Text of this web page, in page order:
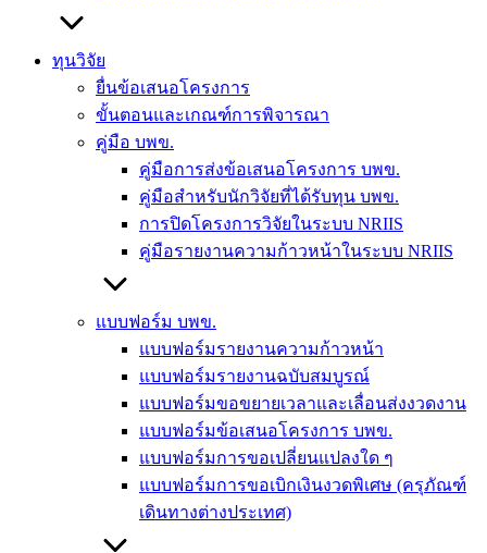
ทุนวิจัย
ยื่นข้อเสนอโครงการ
ขั้นตอนและเกณฑ์การพิจารณา
คู่มือ บพข.
คู่มือการส่งข้อเสนอโครงการ บพข.
คู่มือสำหรับนักวิจัยที่ได้รับทุน บพข.
การปิดโครงการวิจัยในระบบ NRIIS
คู่มือรายงานความก้าวหน้าในระบบ NRIIS
แบบฟอร์ม บพข.
แบบฟอร์มรายงานความก้าวหน้า
แบบฟอร์มรายงานฉบับสมบูรณ์
แบบฟอร์มขอขยายเวลาและเลื่อนส่งงวดงาน
แบบฟอร์มข้อเสนอโครงการ บพข.
แบบฟอร์มการขอเปลี่ยนแปลงใด ๆ
แบบฟอร์มการขอเบิกเงินงวดพิเศษ (ครุภัณฑ์
เดินทางต่างประเทศ)